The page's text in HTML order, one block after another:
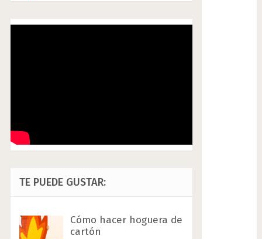
TE PUEDE GUSTAR:
Cómo hacer hoguera de
cartón